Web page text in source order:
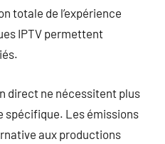
totale de l’expérience
IPTV permettent
direct ne nécessitent plus
spécifique. Les émissions
aux productions